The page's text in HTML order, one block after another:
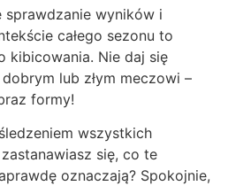
sprawdzanie wyników i
całego sezonu to
kibicowania. Nie daj się
lub złym meczowi –
formy!
wszystkich
się, co te
oznaczają? Spokojnie,